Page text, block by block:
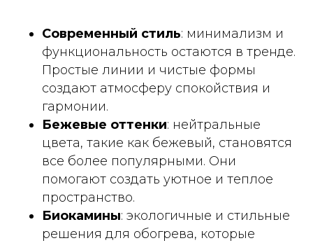
Современный стиль: минимализм и
функциональность остаются в тренде.
Простые линии и чистые формы
создают атмосферу спокойствия и
гармонии.
Бежевые оттенки: нейтральные
цвета, такие как бежевый, становятся
все более популярными. Они
помогают создать уютное и теплое
пространство.
Биокамины: экологичные и стильные
решения для обогрева, которые